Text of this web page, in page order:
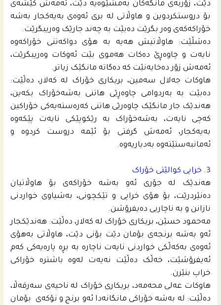
دێت، زۆربەی مانگەکان بەمشێوەیە دێت، ئەمەش کێشەی
بۆ دروستکردوین و هاوڵاتی لە بری ئەوەی بەیەکجار بەشە
خۆراکەکەی وەر بگرێت دەبێت بە چەند جارێک وەریبگرێت.
دەشڵێت: هاوڵاتیش هەیە بە هۆی دواکەتنی خۆراکەوە
نایەت و چاوەڕێ دەکات هەموی بێت ئەوکات وەریبگرێت،
ئەمەش زۆر دەخایەنێت کە دەگاتە مانگێک زیاتر.
هاوکات جەلال سەمین، بریکاری خۆراک لە کەلار، دەڵێت:
دەبێت بە بەردوامی چاوەڕێی هاتنی بەشەخۆراک بکەین،
هەندێک جار مانگێک چاوەرێی هاتنی کەرەستەیەکی خۆراکین
كه‌چى نایەت، بەشەخۆراک بە رێکوپێکی نایەت پێکەوە
بەیەکجار، ئەمەش گرفتی بۆ ئێمە دروست کردوە و
ئه‌مانبه‌ستێته‌وه‌ بەدیاریەوە.
3. خراپی کوالێتی خۆراک
هەندێک لە جۆری ئەو بەشە خۆراکەی بۆ هاوڵاتیان
دەنێردرێت، بۆ هۆی خراپی و تێکچونی، بەشیاوی خواردنی
نازانن و بە ناچاریی دەیفرۆشن.
مه‌حمود حسێن، بریکاری خۆراک لە کەلار، دەڵێت: هەندێکجار
ئەو بەشە برنجەی بۆمان دێت بۆنی دێت، هاوڵاتی بەهۆی
ئەوەی بەکەڵکی خواردنی نایەت ناچارە بە بڕە پارەیەکی کەم
ئەیفرۆشێت، خەڵک دەڵێت نەیەت لەوە باشترە خۆراکی
خراپ بنێرن.
هاوکات عه‌لی محه‌مه‌د، بریکاری خۆراک لە ناحیەی سەرقەڵا،
دەڵێت: لە بەشە خۆراکی مانگانەدا ئەو برنج و نۆکەی بۆمان